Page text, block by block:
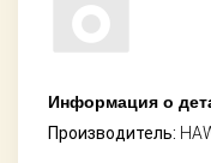
Информация о
Производитель: